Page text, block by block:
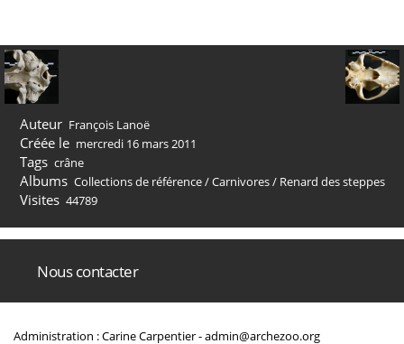
Auteur François Lanoë
Créée le mercredi 16 mars 2011
Tags crâne
Albums Collections de référence/Carnivores/ Renard des steppes
Visites 44789
Nous contacter
Administration : Carine Carpentier -admin@archezoo.org